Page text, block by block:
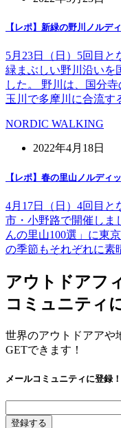
【レポ】新緑の野川ノルデ
5月23日（日）5回目
緑まぶしい野川沿いを
した。 野川は、国分
玉川で多摩川に合流
NORDIC WALKING
2022年4月18日
【レポ】春の里山ノルディ
4月17日（日）4回目と
市・小野路で開催しま
んの里山100選」に東
の季節もそれぞれに
アウトドアフ
コミュニティ
世界のアウトドアアや
GETできます！
メールコミュニティに登録！